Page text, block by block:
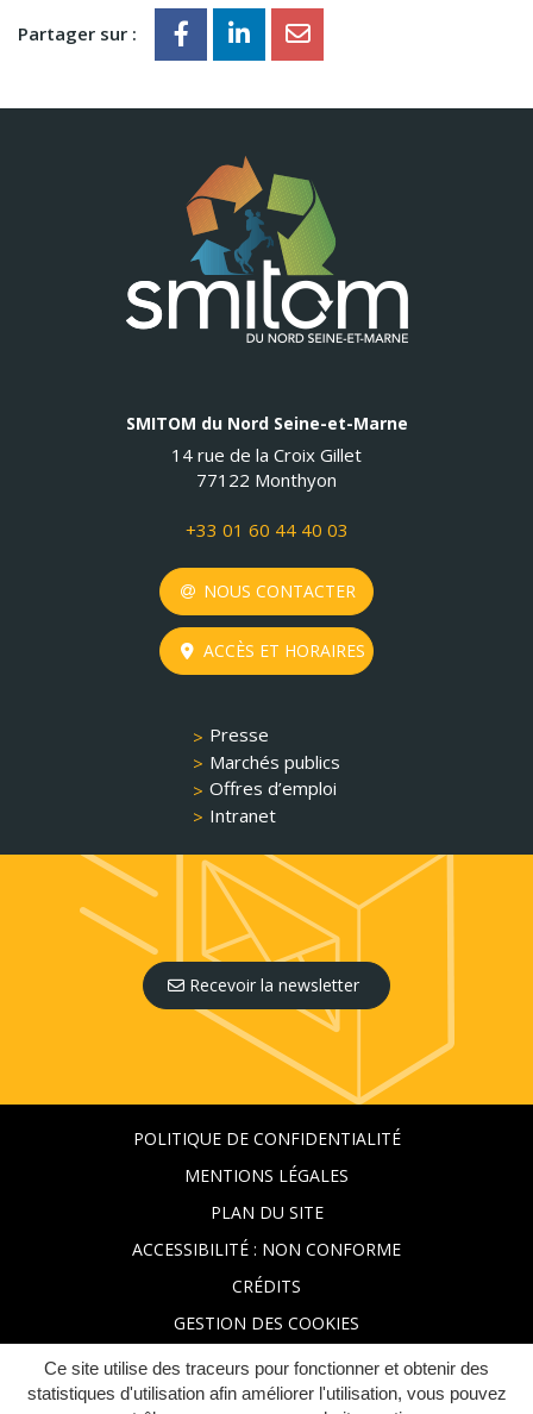
Ce site utilise des traceurs pour fonctionner et obtenir des
statistiques d'utilisation afin améliorer l'utilisation, vous pouvez
Partager sur :
SMITOM du Nord Seine-et-Marne
14 rue de la Croix Gillet
77122 Monthyon
+33 01 60 44 40 03
NOUS CONTACTER
ACCÈS ET HORAIRES
Presse
Marchés publics
Offres d’emploi
Intranet
Recevoir la newsletter
POLITIQUE DE CONFIDENTIALITÉ
MENTIONS LÉGALES
PLAN DU SITE
ACCESSIBILITÉ : NON CONFORME
CRÉDITS
GESTION DES COOKIES